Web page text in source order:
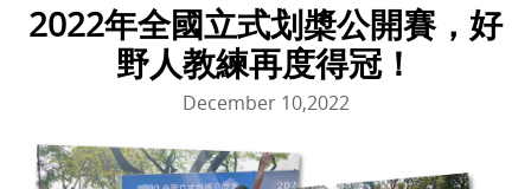
2022年全國立式划槳公開賽，好
野人教練再度得冠！
December 10,2022